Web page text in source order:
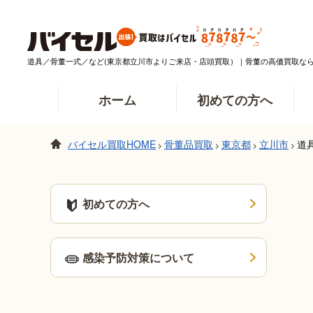
道具／骨董一式／など(東京都立川市よりご来店・店頭買取）｜骨董の高価買取な
ホーム 初めての方へ
バイセル買取HOME > 骨董品買取 > 東京都 > 立川市 > 道
初めての方へ
感染予防対策について